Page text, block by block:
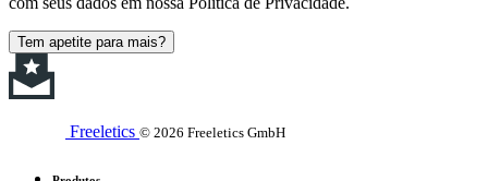
Tem apetite para mais?
Freeletics © 2026 Freeletics GmbH